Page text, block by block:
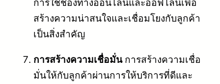
การใช้ช่องทางออนไลน์และออฟไลน์เพื่อ
สร้างความน่าสนใจและเชื่อมโยงกับลูกค้า
เป็นสิ่งสำคัญ
การสร้างความเชื่อมั่นการสร้างความเชื่อ
มั่นให้กับลูกค้าผ่านการให้บริการที่ดีและ